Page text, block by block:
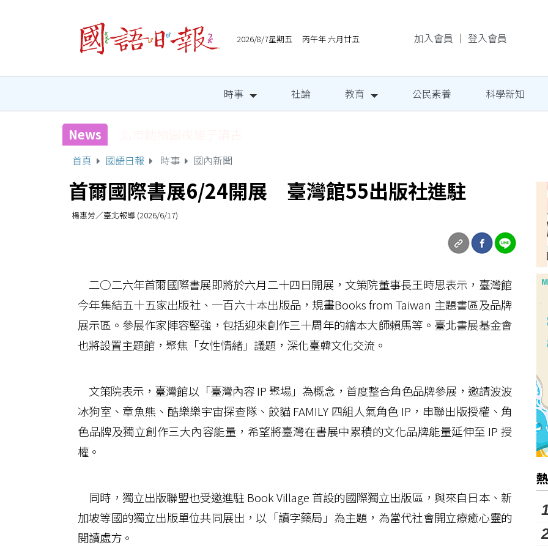
2026/8/7星期五 丙午年 六月廿五 加入會員 ｜ 登入會員
時事 社論 教育 公民素養 科學新知
News
首頁 國語日報 時事 國內新聞
首爾國際書展6/24開展 臺灣館55出版社進駐
楊惠芳／臺北報導 (2026/6/17)
二○二六年首爾國際書展即將於六月二十四日開展，文策院董事長王時思表示，臺灣館
今年集結五十五家出版社、一百六十本出版品，規畫Books from Taiwan 主題書區及品牌
展示區。參展作家陣容堅強，包括迎來創作三十周年的繪本大師賴馬等。臺北書展基金會
也將設置主題館，聚焦「女性情緒」議題，深化臺韓文化交流。
文策院表示，臺灣館以「臺灣內容 IP 聚場」為概念，首度整合角色品牌參展，邀請波波
冰狗室、章魚熊、酷樂樂宇宙探查隊、餃貓 FAMILY 四組人氣角色 IP，串聯出版授權、角
色品牌及獨立創作三大內容能量，希望將臺灣在書展中累積的文化品牌能量延伸至 IP 授
權。
同時，獨立出版聯盟也受邀進駐 Book Village 首設的國際獨立出版區，與來自日本、新
加坡等國的獨立出版單位共同展出，以「讀字藥局」為主題，為當代社會開立療癒心靈的
閱讀處方。